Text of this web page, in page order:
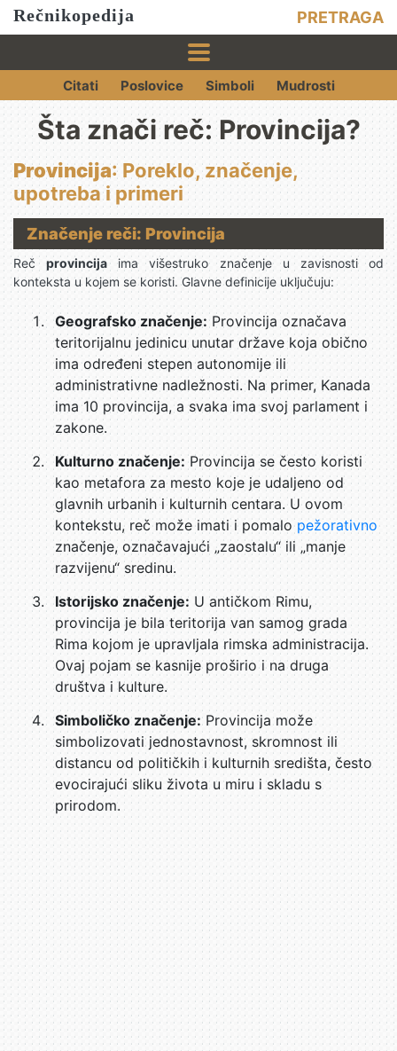
Rečnikopedija PRETRAGA
Citati Poslovice Simboli Mudrosti
Šta znači reč: Provincija?
Provincija: Poreklo, značenje,
upotreba i primeri
Značenje reči: Provincija
Rečprovincijaima višestruko značenje u zavisnosti od
konteksta u kojem se koristi. Glavne definicije uključuju:
Geografsko značenje:Provincija označava
teritorijalnu jedinicu unutar države koja obično
ima određeni stepen autonomije ili
administrativne nadležnosti. Na primer, Kanada
ima 10 provincija, a svaka ima svoj parlament i
zakone.
Kulturno značenje: Provincija se često koristi
kao metafora za mesto koje je udaljeno od
glavnih urbanih i kulturnih centara. U ovom
kontekstu, reč može imati i pomalopežorativno
značenje, označavajući „zaostalu“ ili „manje
razvijenu“ sredinu.
Istorijsko značenje: U antičkom Rimu,
provincija je bila teritorija van samog grada
Rima kojom je upravljala rimska administracija.
Ovaj pojam se kasnije proširio i na druga
društva i kulture.
Simboličko značenje:Provincija može
simbolizovati jednostavnost, skromnost ili
distancu od političkih i kulturnih središta, često
evocirajući sliku života u miru i skladu s
prirodom.